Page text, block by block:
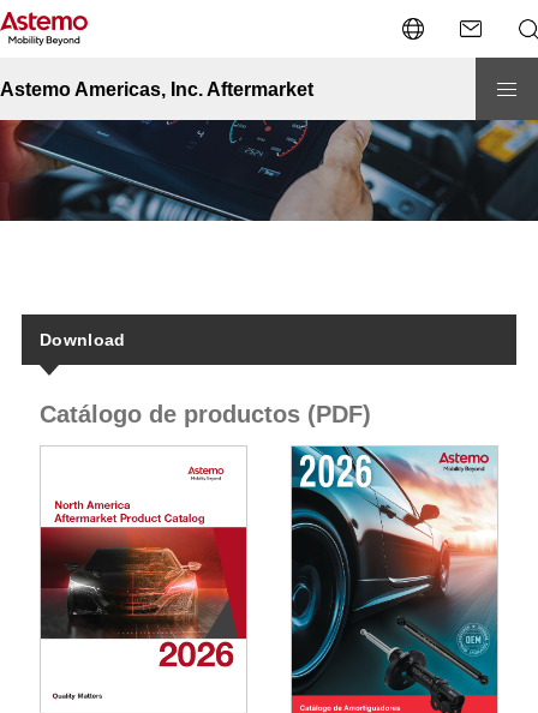
Astemo Americas, Inc. Aftermarket
Site Top
Download
Catálogo de productos (PDF)